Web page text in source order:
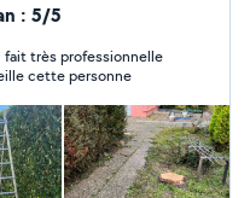
: 5/5
fait très professionnelle
cette personne